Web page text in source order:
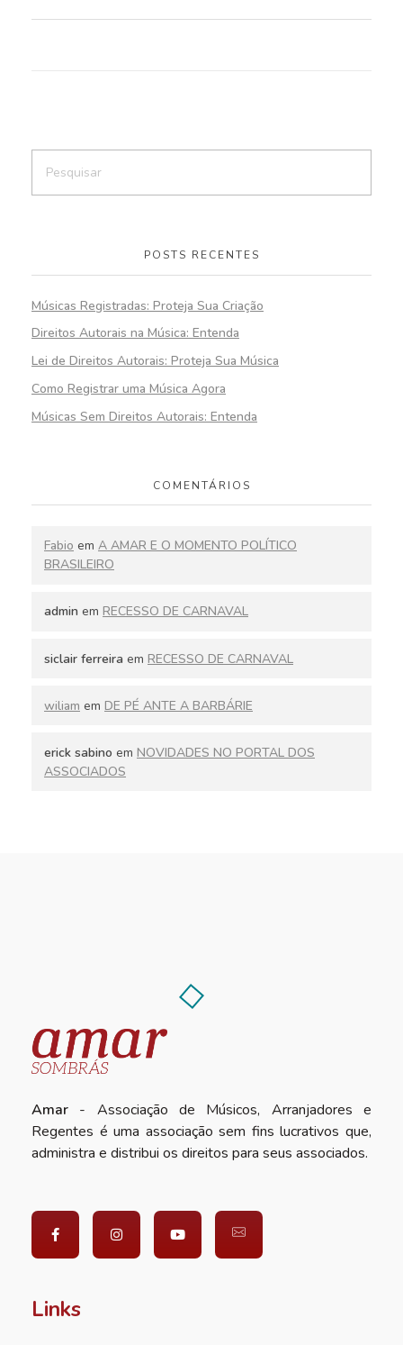
POSTS RECENTES
Músicas Registradas: Proteja Sua Criação
Direitos Autorais na Música: Entenda
Lei de Direitos Autorais: Proteja Sua Música
Como Registrar uma Música Agora
Músicas Sem Direitos Autorais: Entenda
COMENTÁRIOS
Fabio em A AMAR E O MOMENTO POLÍTICO
BRASILEIRO
admin em RECESSO DE CARNAVAL
siclair ferreira em RECESSO DE CARNAVAL
wiliam em DE PÉ ANTE A BARBÁRIE
erick sabino em NOVIDADES NO PORTAL DOS
ASSOCIADOS
Amar - Associação de Músicos, Arranjadores e
Regentes é uma associação sem fins lucrativos que,
administra e distribui os direitos para seus associados.
Links